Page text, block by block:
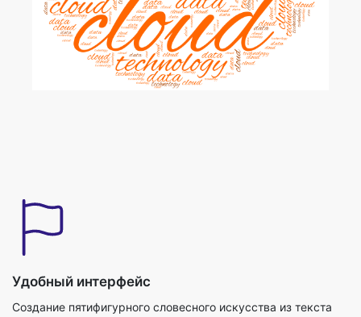
Удобный интерфейс
Создание пятифигурного словесного искусства из текста